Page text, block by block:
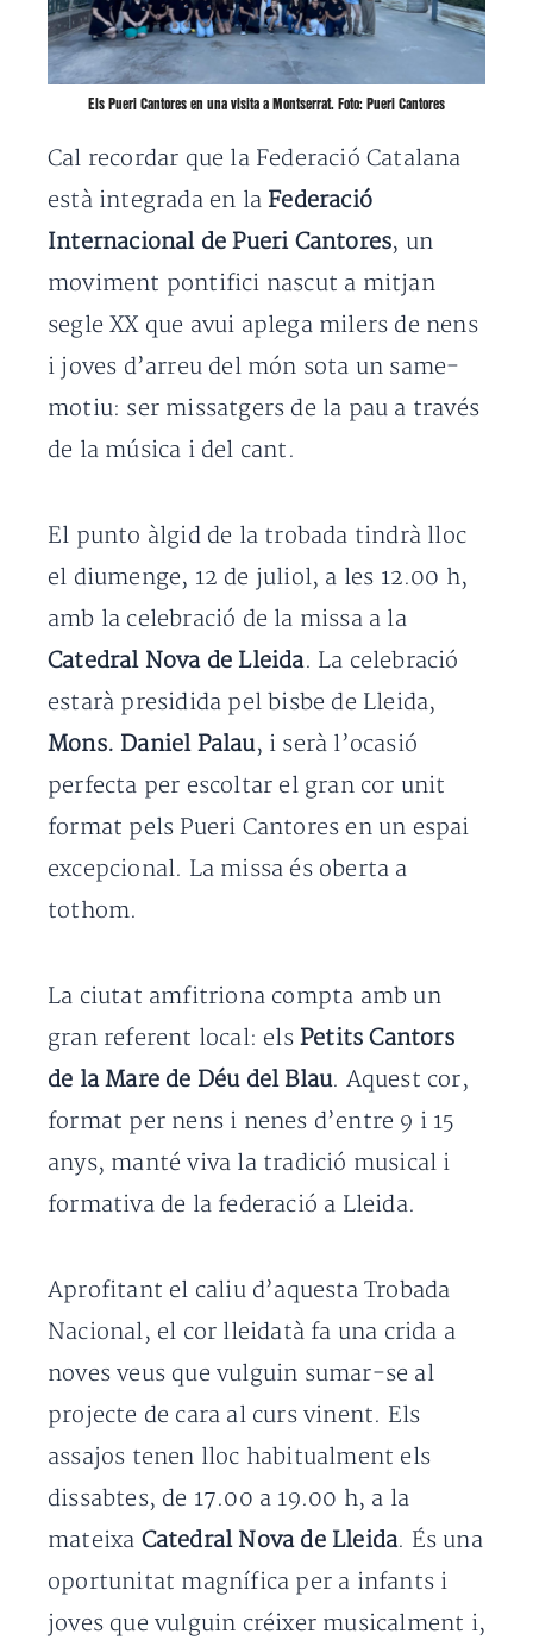
Els Pueri Cantores en una visita a Montserrat. Foto: Pueri Cantores
Cal recordar que la Federació Catalana
està integrada en la Federació
Internacional de Pueri Cantores, un
moviment pontifici nascut a mitjan
segle XX que avui aplega milers de nens
i joves d’arreu del món sota un same-
motiu: ser missatgers de la pau a través
de la música i del cant.
El punto àlgid de la trobada tindrà lloc
el diumenge, 12 de juliol, a les 12.00 h,
amb la celebració de la missa a la
Catedral Nova de Lleida. La celebració
estarà presidida pel bisbe de Lleida,
Mons. Daniel Palau, i serà l’ocasió
perfecta per escoltar el gran cor unit
format pels Pueri Cantores en un espai
excepcional. La missa és oberta a
tothom.
La ciutat amfitriona compta amb un
gran referent local: els Petits Cantors
de la Mare de Déu del Blau. Aquest cor,
format per nens i nenes d’entre 9 i 15
anys, manté viva la tradició musical i
formativa de la federació a Lleida.
Aprofitant el caliu d’aquesta Trobada
Nacional, el cor lleidatà fa una crida a
noves veus que vulguin sumar-se al
projecte de cara al curs vinent. Els
assajos tenen lloc habitualment els
dissabtes, de 17.00 a 19.00 h, a la
mateixa Catedral Nova de Lleida. És una
oportunitat magnífica per a infants i
joves que vulguin créixer musicalment i,